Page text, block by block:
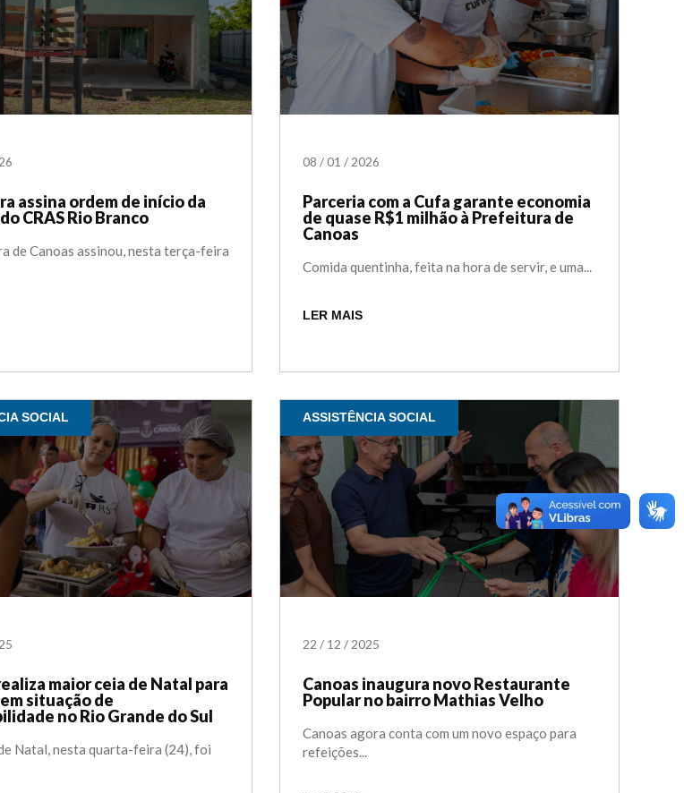
assina ordem de início da
CRAS Rio Branco
de Canoas assinou, nesta terça-feira
08 /01 /2026
Parceria com a Cufa garante economia
de quase R$1 milhão à Prefeitura de
Canoas
Comida quentinha, feita na hora de servir, e uma...
LER MAIS
SOCIAL
maior ceia de Natal para
situação de
no Rio Grande do Sul
Natal, nesta quarta-feira (24), foi
ASSISTÊNCIA SOCIAL
22 / 12 /2025
Canoas inaugura novo Restaurante
Popular no bairro Mathias Velho
Canoas agora conta com um novo espaço para
refeições...